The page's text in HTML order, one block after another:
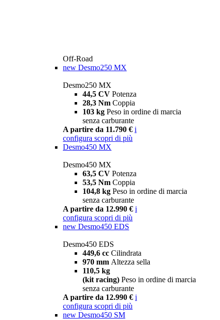
Off-Road
new Desmo250 MX
Desmo250 MX
44,5 CV Potenza
28,3 Nm Coppia
103 kg Peso in ordine di marcia
senza carburante
A partire da 11.790 € i
configura scopri di più
Desmo450 MX
Desmo450 MX
63,5 CV Potenza
53,5 Nm Coppia
104,8 kg Peso in ordine di marcia
senza carburante
A partire da 12.990 € i
configura scopri di più
new Desmo450 EDS
Desmo450 EDS
449,6 cc Cilindrata
970 mm Altezza sella
110,5 kg
(kit racing) Peso in ordine di marcia
senza carburante
A partire da 12.990 € i
configura scopri di più
new Desmo450 SM